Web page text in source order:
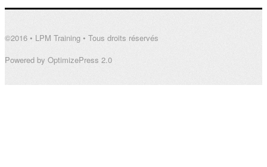
©2016 • LPM Training • Tous droits réservés
Powered by OptimizePress 2.0